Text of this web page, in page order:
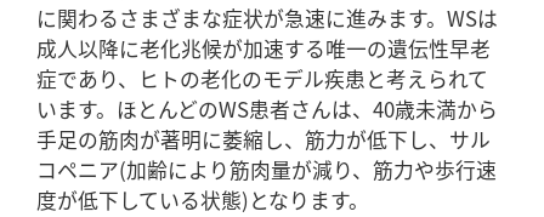
に関わるさまざまな症状が急速に進みます。WSは
成人以降に老化兆候が加速する唯一の遺伝性早老
症であり、ヒトの老化のモデル疾患と考えられて
います。ほとんどのWS患者さんは、40歳未満から
手足の筋肉が著明に萎縮し、筋力が低下し、サル
コペニア(加齢により筋肉量が減り、筋力や歩行速
度が低下している状態)となります。